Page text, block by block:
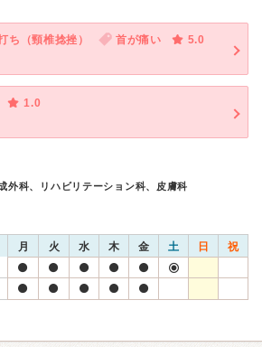
ち（頸椎捻挫） 首が痛い
5.0
1.0
外科、リハビリテーション科、皮膚科
月 火 水 木 金 土 日 祝